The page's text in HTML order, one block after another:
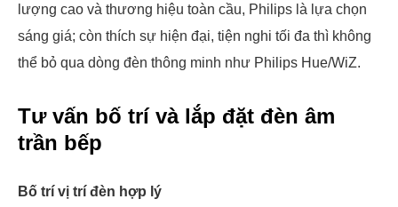
lượng cao và thương hiệu toàn cầu, Philips là lựa chọn
sáng giá; còn thích sự hiện đại, tiện nghi tối đa thì không
thể bỏ qua dòng đèn thông minh như Philips Hue/WiZ.
Tư vấn bố trí và lắp đặt đèn âm
trần bếp
Bố trí vị trí đèn hợp lý